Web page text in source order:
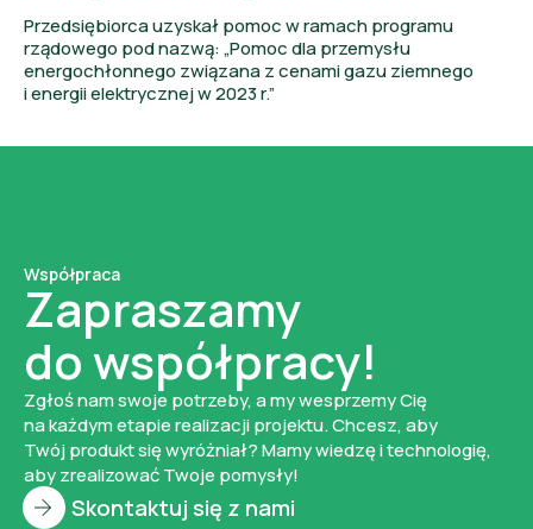
Przedsiębiorca uzyskał pomoc w ramach programu
rządowego pod nazwą: „Pomoc dla przemysłu
energochłonnego związana z cenami gazu ziemnego
i energii elektrycznej w 2023 r.”
Współpraca
Zapraszamy
do współpracy!
Zgłoś nam swoje potrzeby, a my wesprzemy Cię
na każdym etapie realizacji projektu. Chcesz, aby
Twój produkt się wyróżniał? Mamy wiedzę i technologię,
aby zrealizować Twoje pomysły!
Skontaktuj się z nami